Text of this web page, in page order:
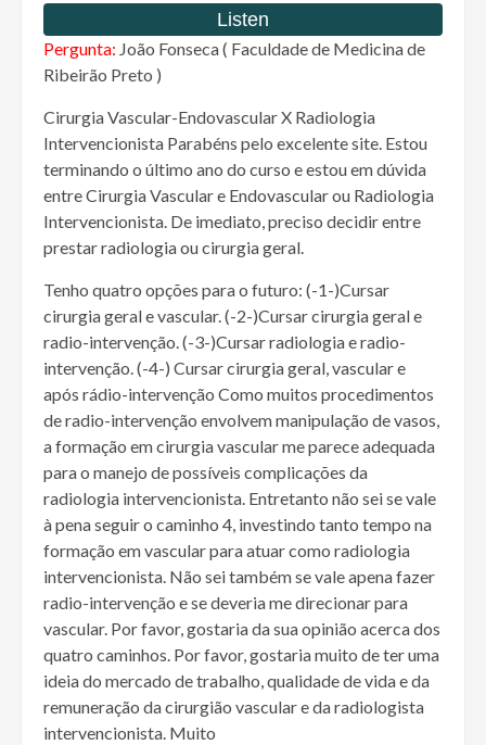
Pergunta: João Fonseca ( Faculdade de Medicina de
Ribeirão Preto )
Cirurgia Vascular-Endovascular X Radiologia
Intervencionista Parabéns pelo excelente site. Estou
terminando o último ano do curso e estou em dúvida
entre Cirurgia Vascular e Endovascular ou Radiologia
Intervencionista. De imediato, preciso decidir entre
prestar radiologia ou cirurgia geral.
Tenho quatro opções para o futuro: (-1-)Cursar
cirurgia geral e vascular. (-2-)Cursar cirurgia geral e
radio-intervenção. (-3-)Cursar radiologia e radio-
intervenção. (-4-) Cursar cirurgia geral, vascular e
após rádio-intervenção Como muitos procedimentos
de radio-intervenção envolvem manipulação de vasos,
a formação em cirurgia vascular me parece adequada
para o manejo de possíveis complicações da
radiologia intervencionista. Entretanto não sei se vale
à pena seguir o caminho 4, investindo tanto tempo na
formação em vascular para atuar como radiologia
intervencionista. Não sei também se vale apena fazer
radio-intervenção e se deveria me direcionar para
vascular. Por favor, gostaria da sua opinião acerca dos
quatro caminhos. Por favor, gostaria muito de ter uma
ideia do mercado de trabalho, qualidade de vida e da
remuneração da cirurgião vascular e da radiologista
intervencionista. Muito